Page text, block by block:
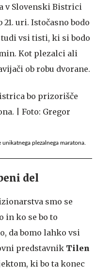
v Slovenski Bistrici
21. uri. Istočasno bodo
vsi tisti, ki si bodo
Kot plezalci ali
ob robu dvorane.
plezalnega maratona.
del
smo se
in ko se bo to
da bomo lahko vsi
predstavnik Tilen
ki bo ta konec